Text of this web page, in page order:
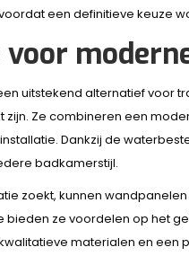
een definitieve keuze
uitstekend alternatief voor
Ze combineren een
Dankzij de
badkamerstijl.
zoekt, kunnen
ze voordelen op het
materialen en een